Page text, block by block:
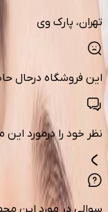
تهران، پارک وی
این فروشگاه درحال
نظر خود را درمورد
سوالی در مورد این